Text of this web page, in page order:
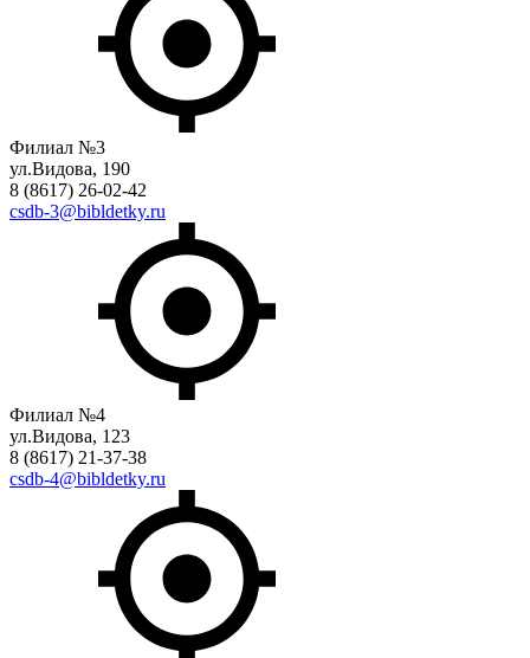
Филиал №3
ул.Видова, 190
8 (8617) 26-02-42
csdb-3@bibldetky.ru
Филиал №4
ул.Видова, 123
8 (8617) 21-37-38
csdb-4@bibldetky.ru